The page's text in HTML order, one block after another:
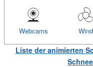
Wind
Webcams
Liste der animierten